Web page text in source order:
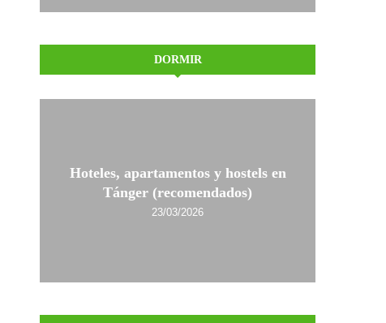
DORMIR
Hoteles, apartamentos y hostels en
Tánger (recomendados)
23/03/2026